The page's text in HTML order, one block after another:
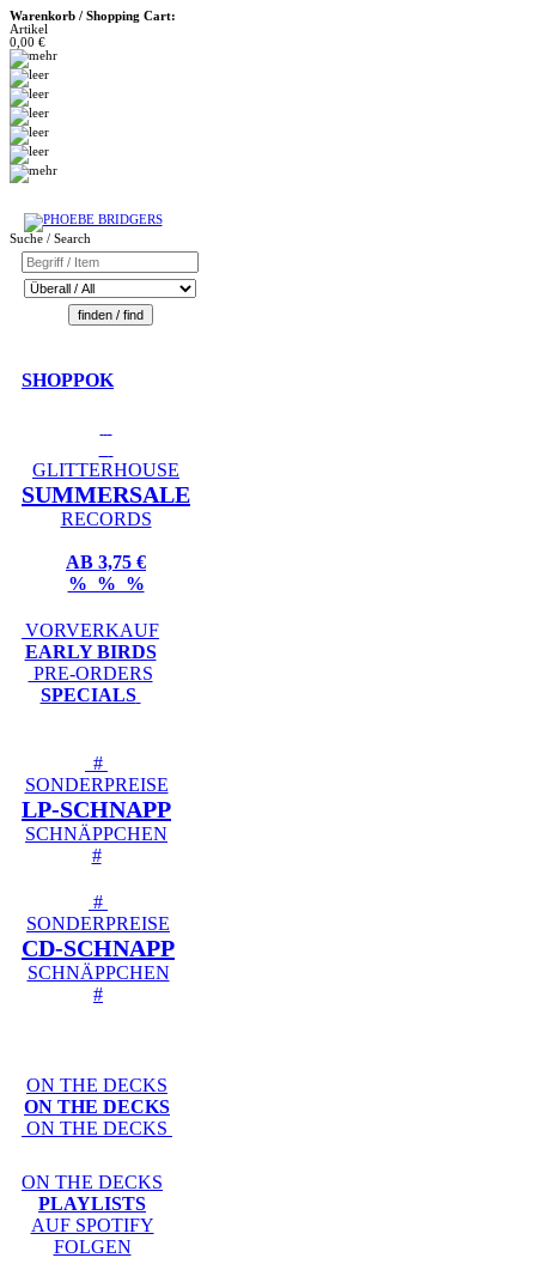
Warenkorb / Shopping Cart:
Artikel
0,00 €
Suche / Search
SHOPPOK
GLITTERHOUSE
SUMMERSALE
RECORDS
AB 3,75 €
% % %
VORVERKAUF
EARLY BIRDS
PRE-ORDERS
SPECIALS
#
SONDERPREISE
LP-SCHNAPP
SCHNÄPPCHEN
#
#
SONDERPREISE
CD-SCHNAPP
SCHNÄPPCHEN
#
ON THE DECKS
ON THE DECKS
ON THE DECKS
ON THE DECKS
PLAYLISTS
AUF SPOTIFY
FOLGEN